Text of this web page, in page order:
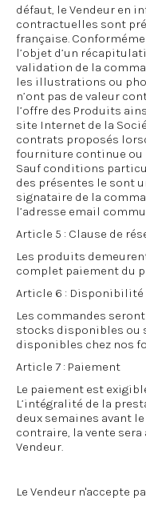
défaut, le Vendeur en
contractuelles sont
française.
l’objet d’un
validation de la
les illustrations ou
n’ont pas de valeur
l’offre des Produits
site Internet de la
contrats proposés
fourniture continue ou
Sauf conditions
des présentes le sont
signataire de la
l’adresse email
Article 5 : Clause de
Les produits
complet paiement du
Article 6 :
Les commandes
stocks disponibles ou
disponibles chez nos
Article 7 : Paiement
Le paiement est
L’intégralité de la
deux semaines avant
contraire, la vente
Vendeur.
Le Vendeur n'accepte